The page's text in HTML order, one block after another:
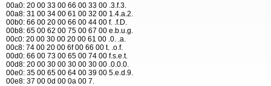
00a0: 20 00 33 00 66 00 33 00 .3.f.3.
00a8: 31 00 34 00 61 00 32 00 1.4.a.2.
00b0: 66 00 20 00 66 00 44 00 f. .f.D.
00b8: 65 00 62 00 75 00 67 00 e.b.u.g.
00c0: 20 00 30 00 20 00 61 00 .0. .a.
00c8: 74 00 20 00 6f 00 66 00 t. .o.f.
00d0: 66 00 73 00 65 00 74 00 f.s.e.t.
00d8: 20 00 30 00 30 00 30 00 .0.0.0.
00e0: 35 00 65 00 64 00 39 00 5.e.d.9.
00e8: 37 00 0d 00 0a 00 7.